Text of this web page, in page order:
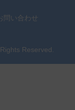
問い合わせ
Reserved.